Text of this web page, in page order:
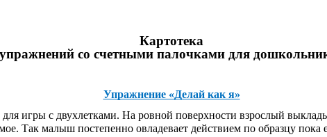
Картотека
упражнений со счетными палочками для
Упражнение «Делай как я»
игры с двухлетками. На ровной поверхности взрослый
Так малыш постепенно овладевает действием по образцу